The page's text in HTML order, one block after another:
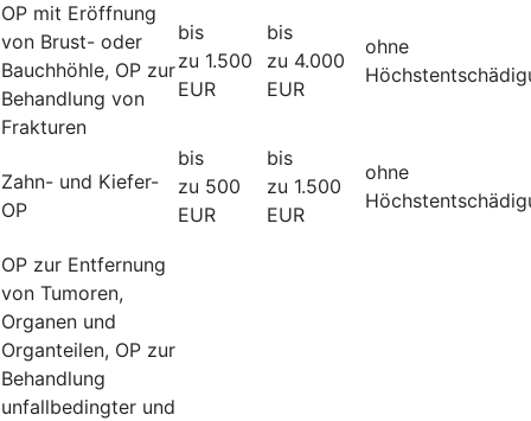
OP mit Eröffnung
von Brust- oder
Bauchhöhle, OP zur
Behandlung von
Frakturen
bis
zu 1.500
EUR
bis
zu 4.000
EUR
ohne
Zahn- und Kiefer-
OP
bis
zu 500
EUR
bis
zu 1.500
EUR
ohne
OP zur Entfernung
von Tumoren,
Organen und
Organteilen, OP zur
Behandlung
unfallbedingter und